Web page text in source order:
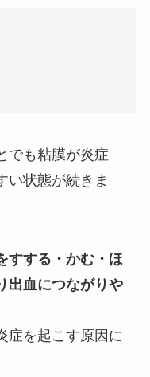
でも粘膜が炎症
い状態が続きま
すする・かむ・ほ
出血につながりや
症を起こす原因に